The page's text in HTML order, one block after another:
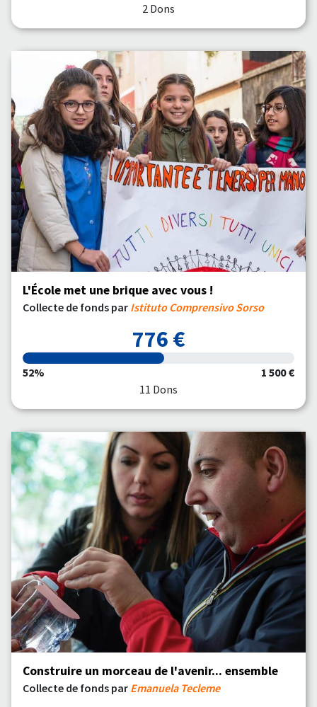
2 Dons
L'École met une brique avec vous !
Collecte de fonds par Istituto Comprensivo Sorso
776 €
52%
1 500 €
11 Dons
Construire un morceau de l'avenir... ensemble
Collecte de fonds par Emanuela Tecleme